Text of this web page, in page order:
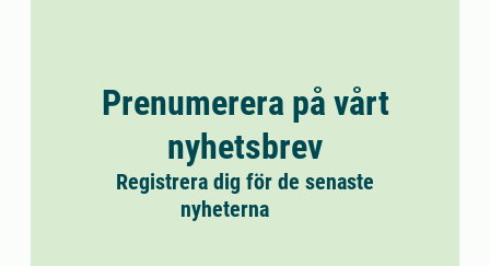
Prenumerera på vårt
nyhetsbrev
Registrera dig för de senaste
nyheterna